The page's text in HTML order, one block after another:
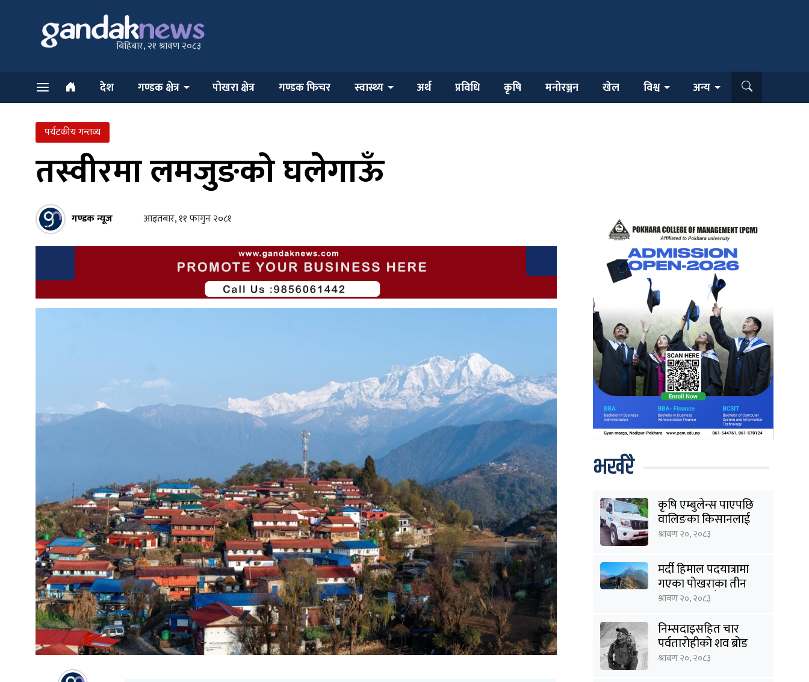
बिहिबार, २१ श्रावण २०८३
देश गण्डक क्षेत्र पोखरा क्षेत्र गण्डक फिचर स्वास्थ्य अर्थ प्रविधि कृषि मनोरञ्जन खेल विश्व अन्य
पर्यटकीय गन्तव्य
तस्वीरमा लमजुङको घलेगाऊँ
गण्डक न्यूज आइतबार, ११ फागुन २०८१
भर्खरै
कृषि एम्बुलेन्स पाएपछि
वालिङका किसानलाई
राहत
श्रावण २०, २०८३
मर्दी हिमाल पदयात्रामा
गएका पोखराका तीन
युवक बादलडाँडा क्षेत्रबाट
श्रावण २०, २०८३
निम्सदाइसहित चार
पर्वतारोहीको शव ब्रोड
पिकबाट बेस क्याम्पमा
श्रावण २०, २०८३